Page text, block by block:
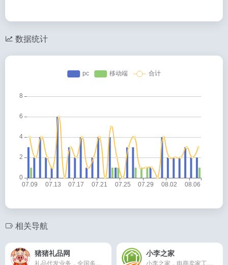
数据统计
相关导航
猪猪礼品网 小李之家